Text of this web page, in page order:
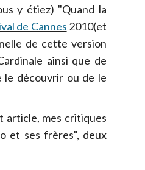
y étiez) "Quand la
de Cannes 2010(et
de cette version
ainsi que de
le découvrir ou de le
article, mes critiques
et ses frères", deux